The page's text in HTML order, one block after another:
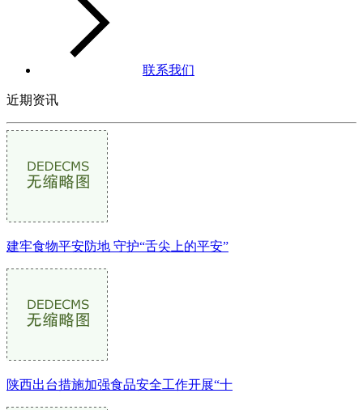
联系我们
近期资讯
建牢食物平安防地 守护“舌尖上的平安”
陕西出台措施加强食品安全工作开展“十